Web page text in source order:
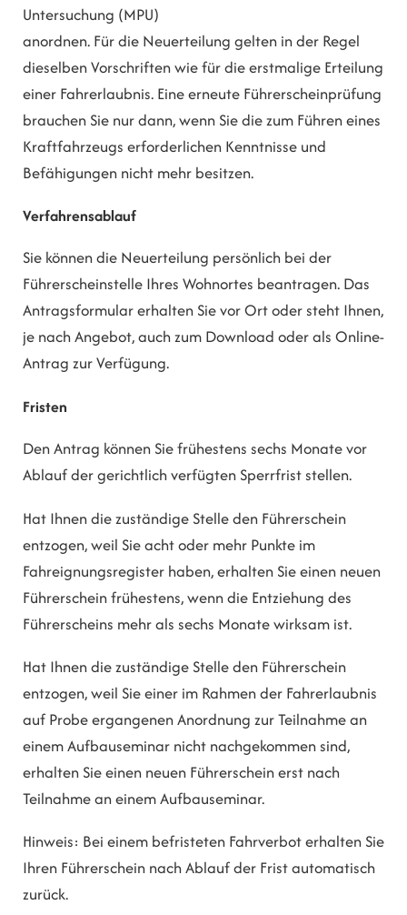
Untersuchung (MPU)
anordnen. Für die Neuerteilung gelten in der Regel
dieselben Vorschriften wie für die erstmalige Erteilung
einer Fahrerlaubnis. Eine erneute Führerscheinprüfung
brauchen Sie nur dann, wenn Sie die zum Führen eines
Kraftfahrzeugs erforderlichen Kenntnisse und
Befähigungen nicht mehr besitzen.
Verfahrensablauf
Sie können die Neuerteilung persönlich bei der
Führerscheinstelle Ihres Wohnortes beantragen. Das
Antragsformular erhalten Sie vor Ort oder steht Ihnen,
je nach Angebot, auch zum Download oder als Online-
Antrag zur Verfügung.
Fristen
Den Antrag können Sie frühestens sechs Monate vor
Ablauf der gerichtlich verfügten Sperrfrist stellen.
Hat Ihnen die zuständige Stelle den Führerschein
entzogen, weil Sie acht oder mehr Punkte im
Fahreignungsregister haben, erhalten Sie einen neuen
Führerschein frühestens, wenn die Entziehung des
Führerscheins mehr als sechs Monate wirksam ist.
Hat Ihnen die zuständige Stelle den Führerschein
entzogen, weil Sie einer im Rahmen der Fahrerlaubnis
auf Probe ergangenen Anordnung zur Teilnahme an
einem Aufbauseminar nicht nachgekommen sind,
erhalten Sie einen neuen Führerschein erst nach
Teilnahme an einem Aufbauseminar.
Hinweis: Bei einem befristeten Fahrverbot erhalten Sie
Ihren Führerschein nach Ablauf der Frist automatisch
zurück.